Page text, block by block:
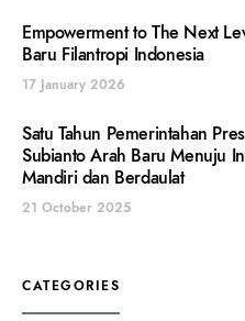
Empowerment to The Next
Baru Filantropi Indonesia
17 January 2026
Satu Tahun Pemerintahan
Subianto Arah Baru Menuju
Mandiri dan Berdaulat
21 October 2025
CATEGORIES